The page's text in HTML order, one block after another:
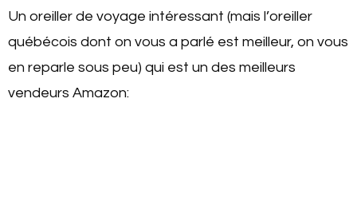
Un oreiller de voyage intéressant (mais l’oreiller
québécois dont on vous a parlé est meilleur, on vous
en reparle sous peu) qui est un des meilleurs
vendeurs Amazon: